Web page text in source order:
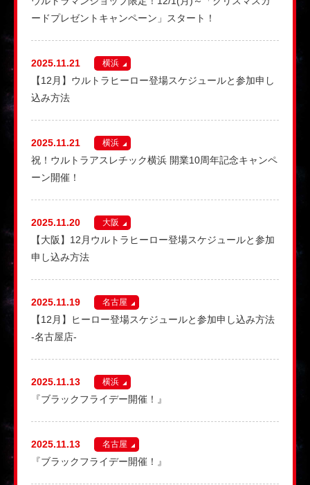
ードプレゼントキャンペーン」スタート！
2025.11.21
【12月】ウルトラヒーロー登場スケジュールと参加申し
込み方法
横浜
2025.11.21
祝！ウルトラアスレチック横浜 開業10周年記念キャンペ
ーン開催！
横浜
2025.11.20
【大阪】12月ウルトラヒーロー登場スケジュールと参加
申し込み方法
大阪
2025.11.19
【12月】ヒーロー登場スケジュールと参加申し込み方法
-名古屋店-
名古屋
2025.11.13
『ブラックフライデー開催！』
横浜
2025.11.13
『ブラックフライデー開催！』
名古屋